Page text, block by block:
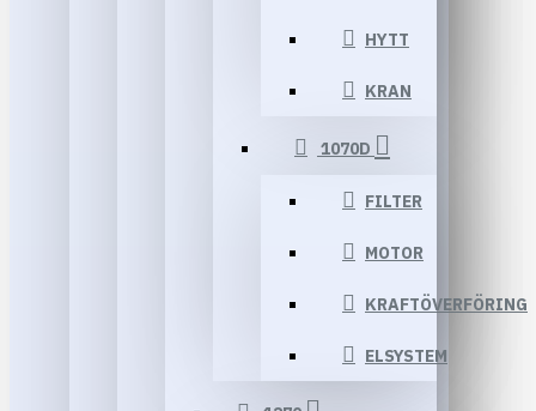
HYTT
KRAN
1070D
FILTER
MOTOR
KRAFTÖVERFÖRING
ELSYSTEM